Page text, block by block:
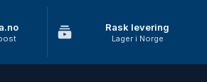
Rask levering
Lager i Norge